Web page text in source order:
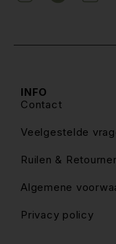
INFO
Contact
Veelgestelde
Ruilen &
Algemene
Privacy policy